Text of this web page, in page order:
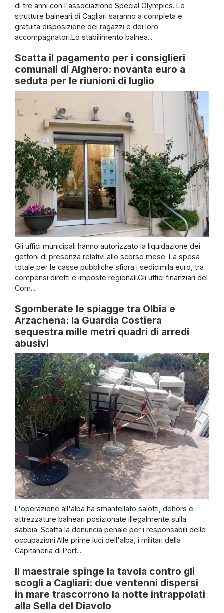
di tre anni con l'associazione Special Olympics. Le
strutture balneari di Cagliari saranno a completa e
gratuita disposizione dei ragazzi e dei loro
accompagnatori.Lo stabilimento balnea...
Scatta il pagamento per i consiglieri
comunali di Alghero: novanta euro a
seduta per le riunioni di luglio
Gli uffici municipali hanno autorizzato la liquidazione dei
gettoni di presenza relativi allo scorso mese. La spesa
totale per le casse pubbliche sfiora i sedicimila euro, tra
compensi diretti e imposte regionali.Gli uffici finanziari del
Com...
Sgomberate le spiagge tra Olbia e
Arzachena: la Guardia Costiera
sequestra mille metri quadri di arredi
abusivi
L'operazione all'alba ha smantellato salotti, dehors e
attrezzature balneari posizionate illegalmente sulla
sabbia. Scatta la denuncia penale per i responsabili delle
occupazioni.Alle prime luci dell'alba, i militari della
Capitaneria di Port...
Il maestrale spinge la tavola contro gli
scogli a Cagliari: due ventenni dispersi
in mare trascorrono la notte intrappolati
alla Sella del Diavolo